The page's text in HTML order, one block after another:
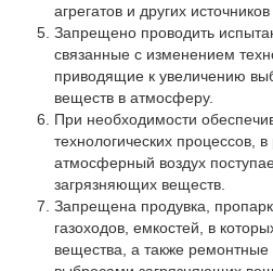
Личный кабинет
Корзина
Избранное
агрегатов и других
Запрещено проводить
связанные с изменением
приводящие к увеличению
веществ в атмосферу.
При необходимости
технологических процессов, в
атмосферный воздух
загрязняющих веществ.
Запрещена продувка,
газоходов, емкостей, в
вещества, а также